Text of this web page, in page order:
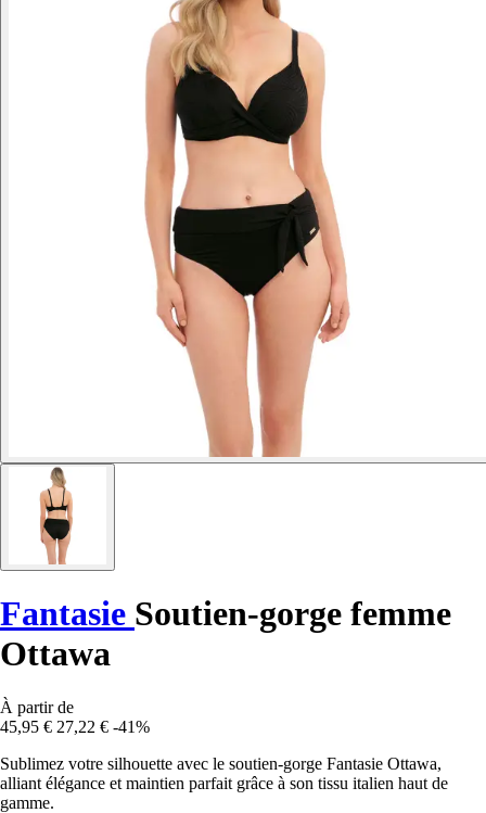
Fantasie Soutien-gorge femme
Ottawa
À partir de
45,95 € 27,22 € -41%
Sublimez votre silhouette avec le soutien-gorge Fantasie Ottawa,
alliant élégance et maintien parfait grâce à son tissu italien haut de
gamme.